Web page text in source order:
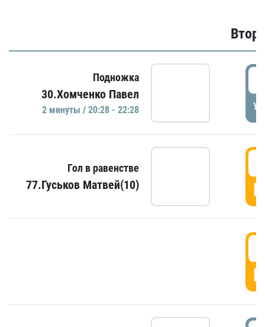
Подножка
30.Хомченко Павел
2 минуты / 20:28 - 22:28
Гол в равенстве
77.Гуськов Матвей(10)